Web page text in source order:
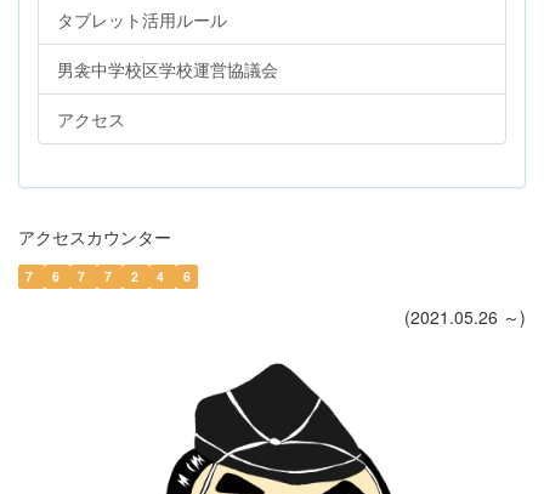
タブレット活用ルール
男衾中学校区学校運営協議会
アクセス
アクセスカウンター
7 6 7 7 2 4 6
(2021.05.26 ～)